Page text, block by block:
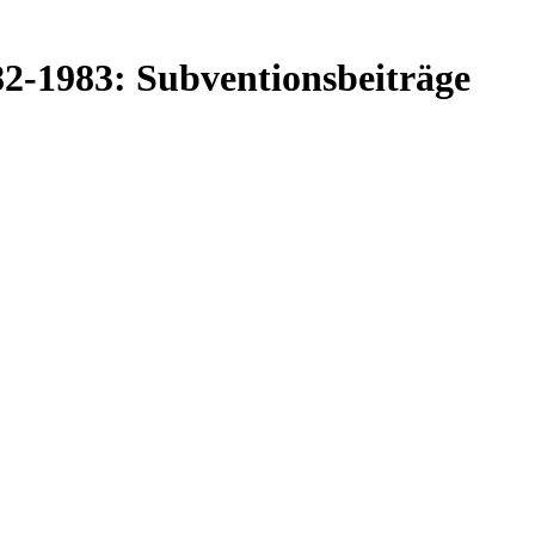
1983: Subventionsbeiträge